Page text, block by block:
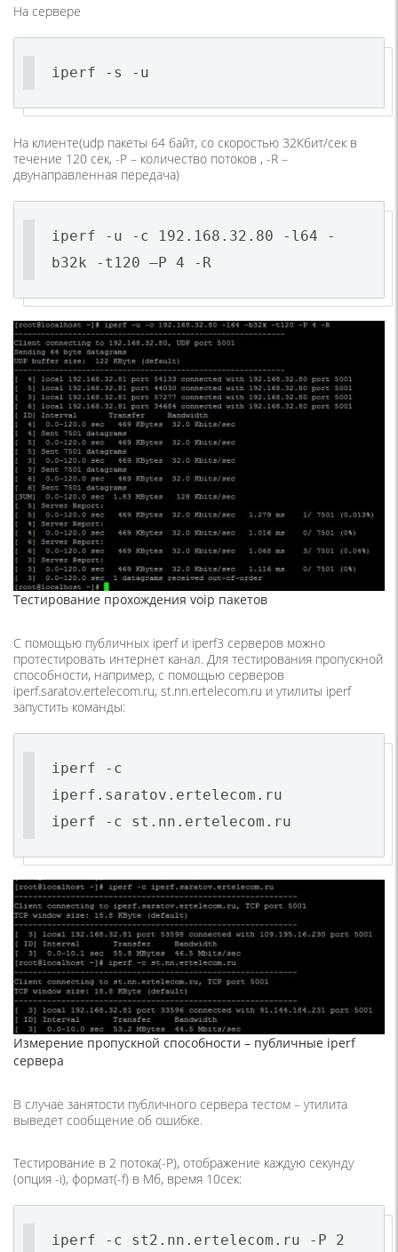
На сервере
iperf -s -u
На клиенте(udp пакеты 64 байт, со скоростью 32Кбит/сек в
течение 120 сек, -P – количество потоков , -R –
двунаправленная передача)
iperf -u -c 192.168.32.80 -l64 -
b32k -t120 –P 4 -R
Тестирование прохождения voip пакетов
С помощью публичных iperf и iperf3 серверов можно
протестировать интернет канал. Для тестирования пропускной
способности, например, с помощью серверов
iperf.saratov.ertelecom.ru, st.nn.ertelecom.ru и утилиты iperf
запустить команды:
iperf -c
iperf.saratov.ertelecom.ru
iperf -c st.nn.ertelecom.ru
Измерение пропускной способности – публичные iperf
сервера
В случае занятости публичного сервера тестом – утилита
выведет сообщение об ошибке.
Тестирование в 2 потока(-P), отображение каждую секунду
(опция -i), формат(-f) в Мб, время 10сек:
iperf -c st2.nn.ertelecom.ru -P 2